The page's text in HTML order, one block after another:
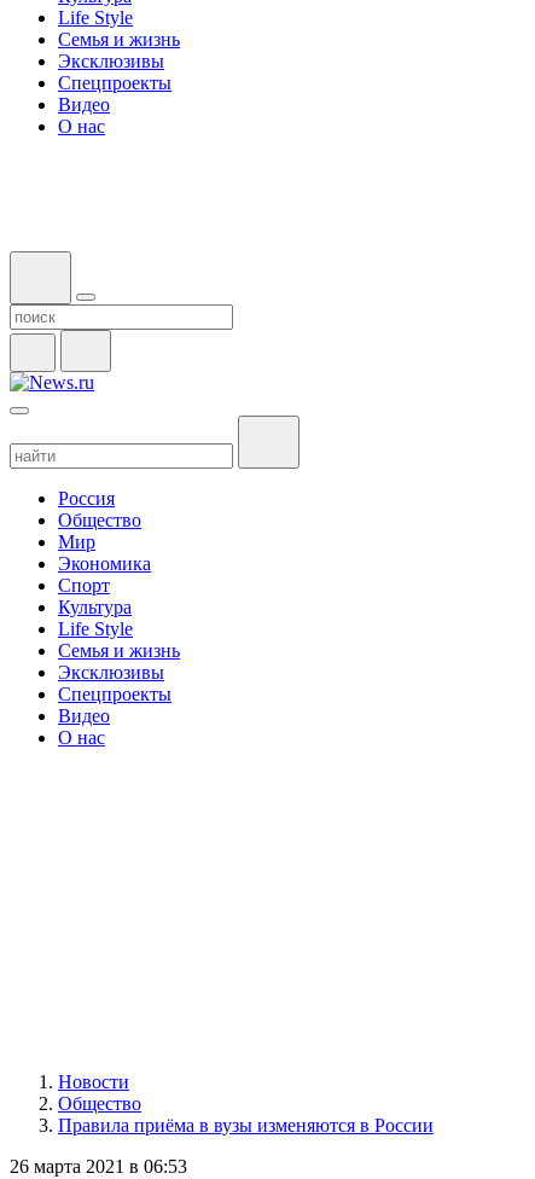
Life Style
Семья и жизнь
Эксклюзивы
Спецпроекты
Видео
О нас
Россия
Общество
Мир
Экономика
Спорт
Культура
Life Style
Семья и жизнь
Эксклюзивы
Спецпроекты
Видео
О нас
Новости
Общество
Правила приёма в вузы изменяются в России
26 марта 2021 в 06:53